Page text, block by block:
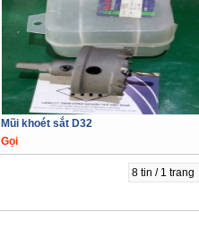
Mũi khoét sắt D32
Gọi
8 tin / 1 trang